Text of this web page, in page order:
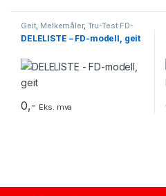
Geit, Melkemåler, Tru-Test FD-
modell
DELELISTE – FD-modell, geit
0,- Eks. mva